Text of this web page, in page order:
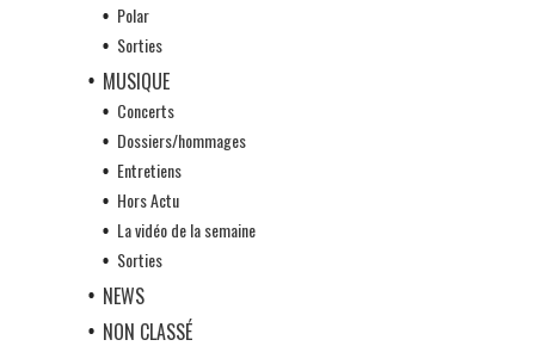
Polar
Sorties
MUSIQUE
Concerts
Dossiers/hommages
Entretiens
Hors Actu
La vidéo de la semaine
Sorties
NEWS
NON CLASSÉ